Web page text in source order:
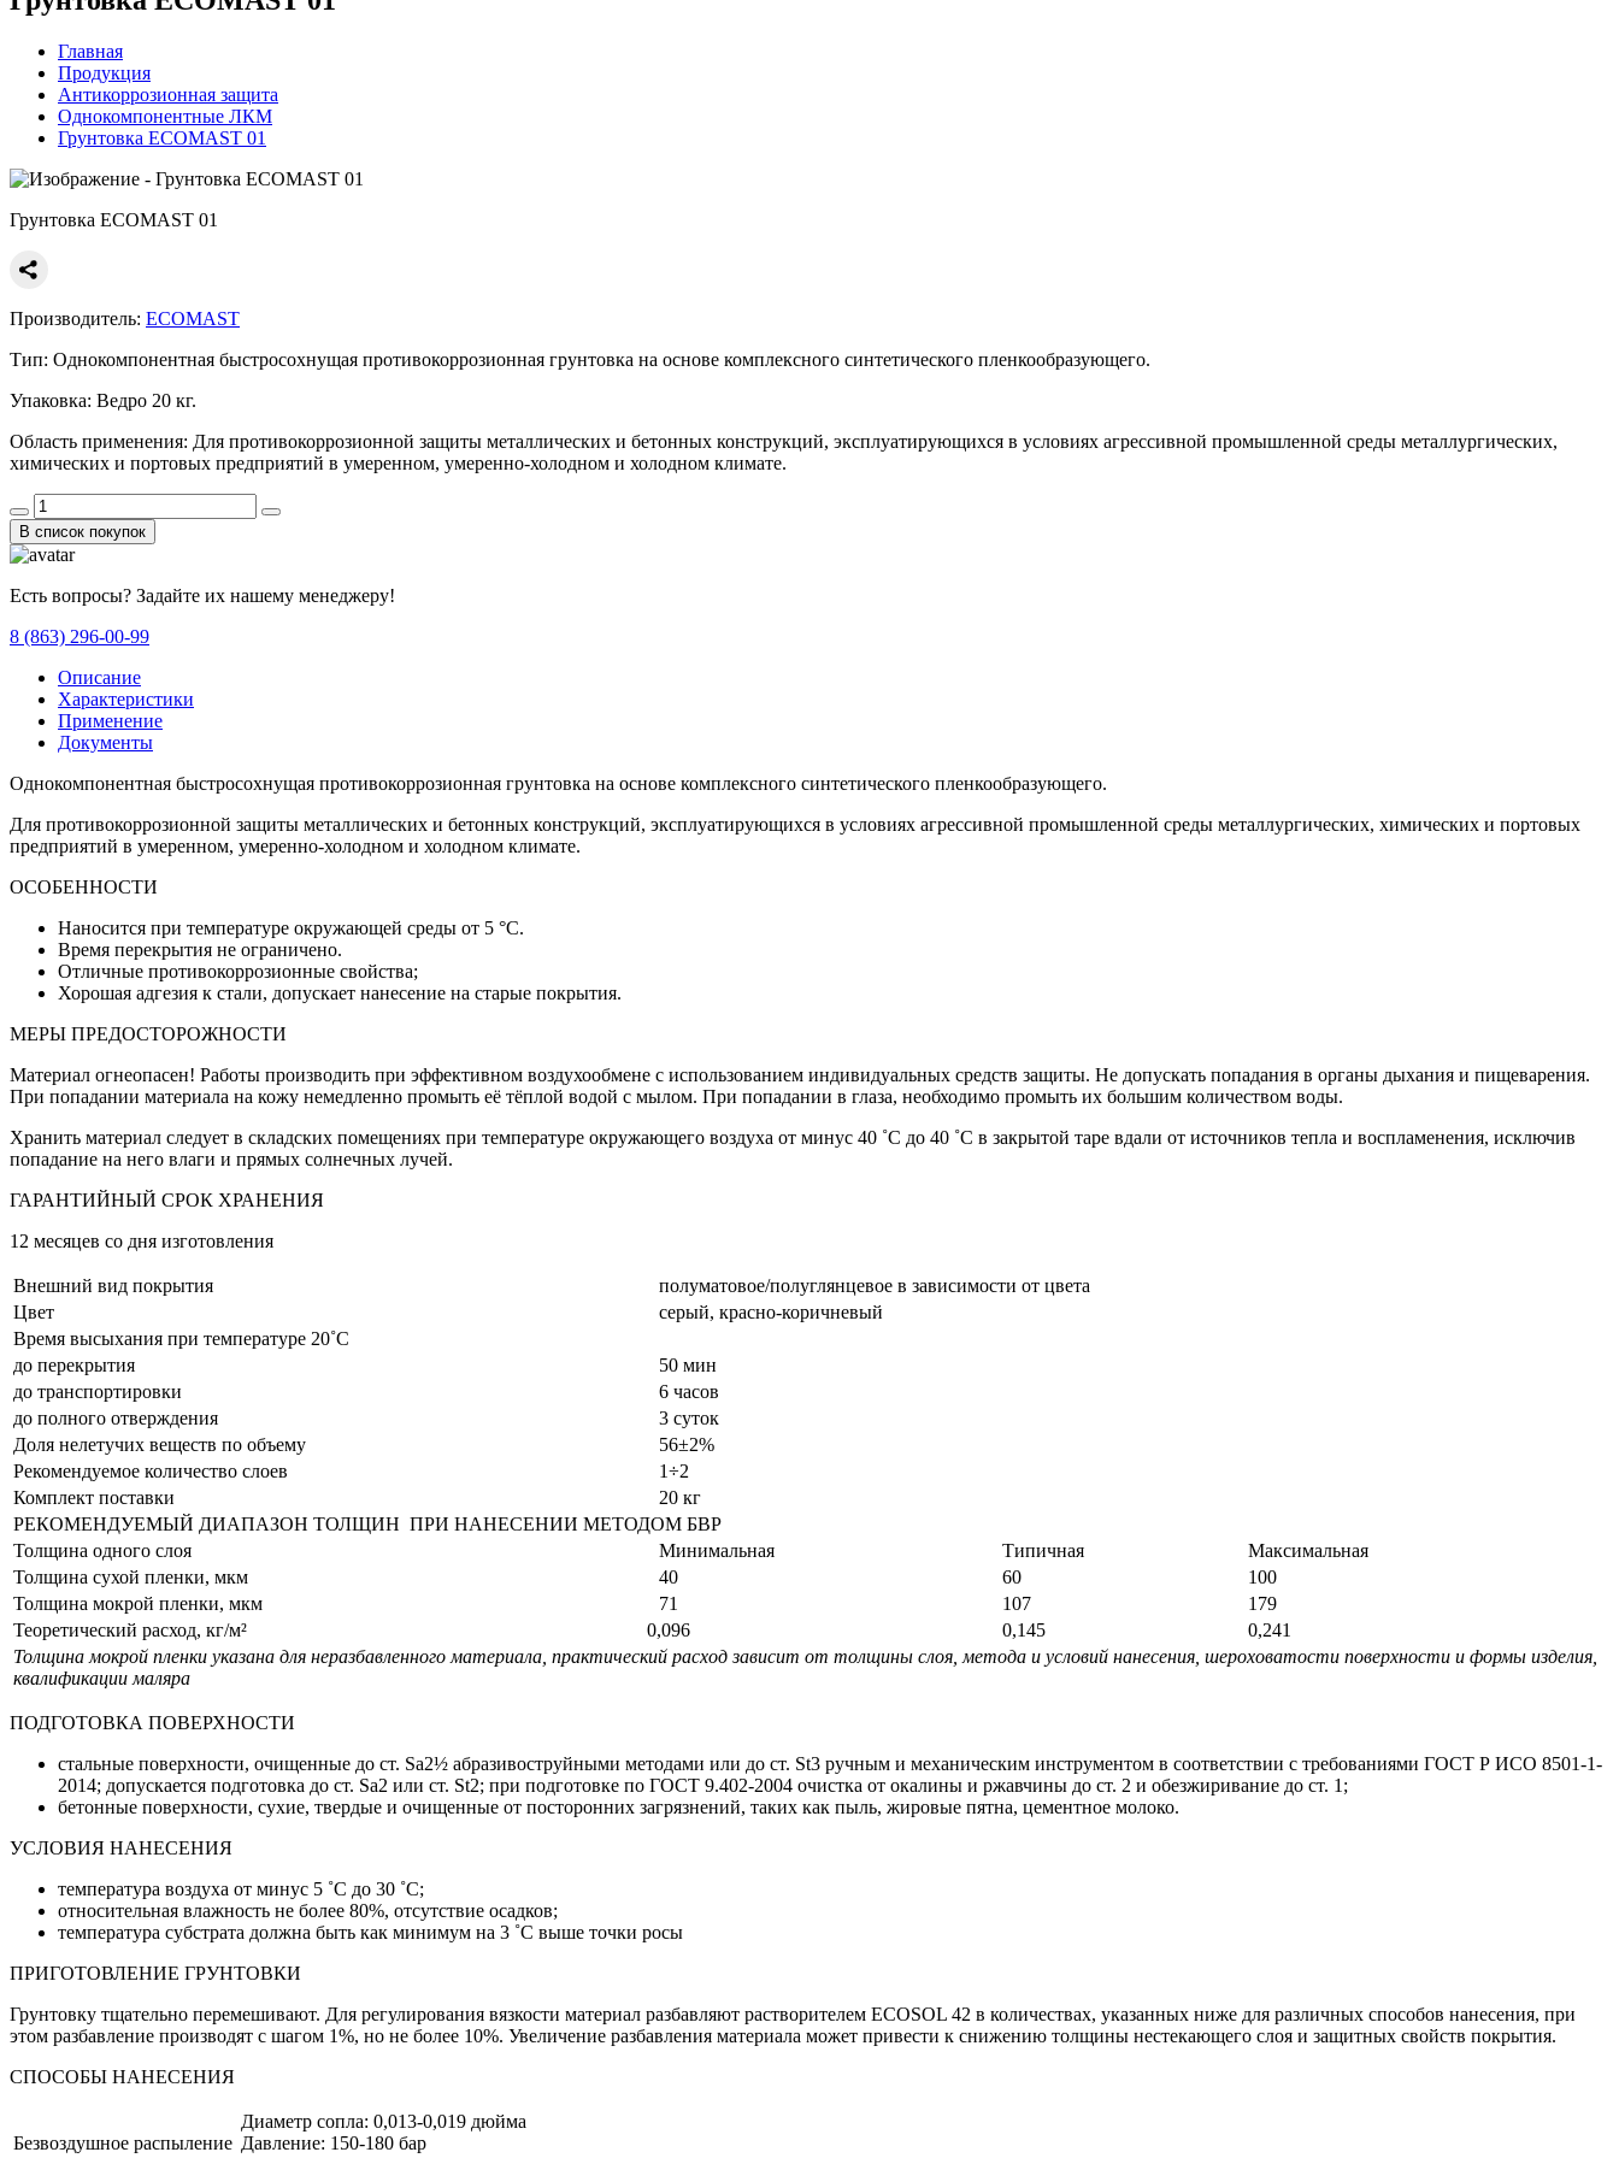
Главная
Продукция
Антикоррозионная защита
Однокомпонентные ЛКМ
Грунтовка ECOMAST 01
Грунтовка ECOMAST 01
Производитель: ECOMAST
Тип: Однокомпонентная быстросохнущая противокоррозионная грунтовка на основе комплексного синтетического пленкообразующего.
Упаковка: Ведро 20 кг.
Область применения: Для противокоррозионной защиты металлических и бетонных конструкций, эксплуатирующихся в условиях агрессивной промышленной среды металлургических,
химических и портовых предприятий в умеренном, умеренно-холодном и холодном климате.
В список покупок
Есть вопросы? Задайте их нашему менеджеру!
8 (863) 296-00-99
Описание
Характеристики
Применение
Документы
Однокомпонентная быстросохнущая противокоррозионная грунтовка на основе комплексного синтетического пленкообразующего.
Для противокоррозионной защиты металлических и бетонных конструкций, эксплуатирующихся в условиях агрессивной промышленной среды металлургических, химических и портовых
предприятий в умеренном, умеренно-холодном и холодном климате.
ОСОБЕННОСТИ
Наносится при температуре окружающей среды от 5 °C.
Время перекрытия не ограничено.
Отличные противокоррозионные свойства;
Хорошая адгезия к стали, допускает нанесение на старые покрытия.
МЕРЫ ПРЕДОСТОРОЖНОСТИ
Материал огнеопасен! Работы производить при эффективном воздухообмене с использованием индивидуальных средств защиты. Не допускать попадания в органы дыхания и пищеварения.
При попадании материала на кожу немедленно промыть её тёплой водой с мылом. При попадании в глаза, необходимо промыть их большим количеством воды.
Хранить материал следует в складских помещениях при температуре окружающего воздуха от минус 40 ˚С до 40 ˚С в закрытой таре вдали от источников тепла и воспламенения, исключив
попадание на него влаги и прямых солнечных лучей.
ГАРАНТИЙНЫЙ СРОК ХРАНЕНИЯ
12 месяцев со дня изготовления
Внешний вид покрытия
полуматовое/полуглянцевое в зависимости от цвета
Цвет
серый, красно-коричневый
Время высыхания при температуре 20˚С
до перекрытия
50 мин
до транспортировки
6 часов
до полного отверждения
3 суток
Доля нелетучих веществ по объему
56±2%
Рекомендуемое количество слоев
1÷2
Комплект поставки
20 кг
РЕКОМЕНДУЕМЫЙ ДИАПАЗОН ТОЛЩИН ПРИ НАНЕСЕНИИ МЕТОДОМ БВР
Толщина одного слоя
Минимальная Типичная
Максимальная
Толщина сухой пленки, мкм
40 60
100
Толщина мокрой пленки, мкм
71 107
179
Теоретический расход, кг/м²
0,096 0,145
0,241
Толщина мокрой пленки указана для неразбавленного материала, практический расход зависит от толщины слоя, метода и условий нанесения, шероховатости поверхности и формы изделия,
квалификации маляра
ПОДГОТОВКА ПОВЕРХНОСТИ
стальные поверхности, очищенные до ст. Sa2½ абразивоструйными методами или до ст. St3 ручным и механическим инструментом в соответствии с требованиями ГОСТ Р ИСО 8501-1-
2014; допускается подготовка до ст. Sa2 или ст. St2; при подготовке по ГОСТ 9.402-2004 очистка от окалины и ржавчины до ст. 2 и обезжиривание до ст. 1;
бетонные поверхности, сухие, твердые и очищенные от посторонних загрязнений, таких как пыль, жировые пятна, цементное молоко.
УСЛОВИЯ НАНЕСЕНИЯ
температура воздуха от минус 5 ˚С до 30 ˚С;
относительная влажность не более 80%, отсутствие осадков;
температура субстрата должна быть как минимум на 3 ˚С выше точки росы
ПРИГОТОВЛЕНИЕ ГРУНТОВКИ
Грунтовку тщательно перемешивают. Для регулирования вязкости материал разбавляют растворителем ECOSOL 42 в количествах, указанных ниже для различных способов нанесения, при
этом разбавление производят с шагом 1%, но не более 10%. Увеличение разбавления материала может привести к снижению толщины нестекающего слоя и защитных свойств покрытия.
СПОСОБЫ НАНЕСЕНИЯ
Безвоздушное распыление
Диаметр сопла: 0,013-0,019 дюйма
Давление: 150-180 бар